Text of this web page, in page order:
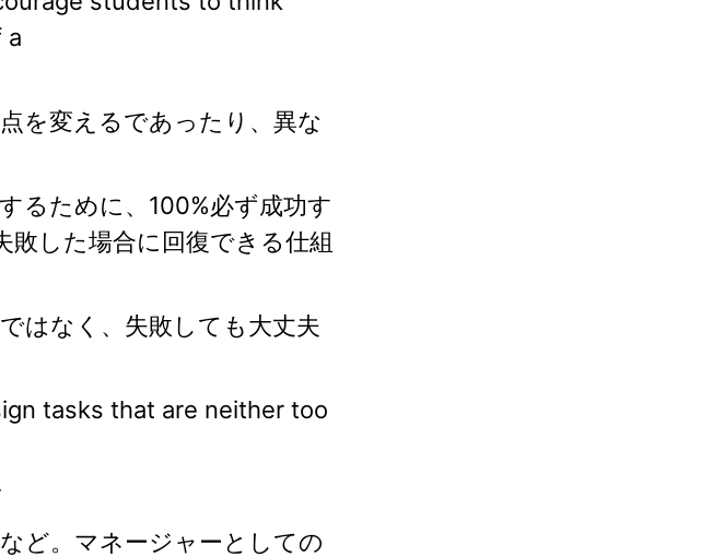
a
を変えるであったり、異な
るために、100%必ず成功す
敗した場合に回復できる仕組
はなく、失敗しても大丈夫
tasks that are neither too
ど。マネージャーとしての